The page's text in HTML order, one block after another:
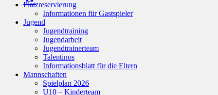
Platzreservierung
Informationen für Gastspieler
Jugend
Jugendtraining
Jugendarbeit
Jugendtrainerteam
Talentinos
Informationsblatt für die Eltern
Mannschaften
Spielplan 2026
U10 – Kinderteam